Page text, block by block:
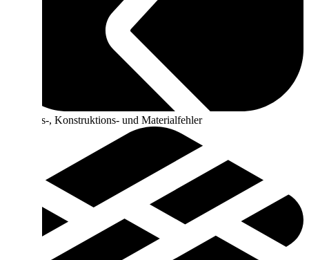
Planungs-, Konstruktions- und Materialfehler